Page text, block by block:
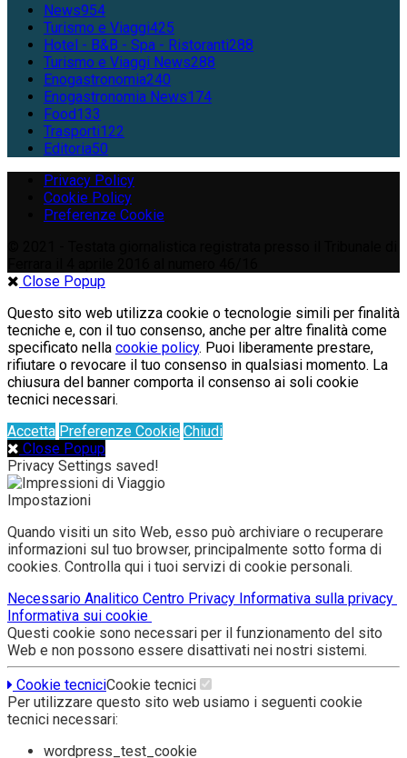
News954
Turismo e Viaggi425
Hotel - B&B - Spa - Ristoranti288
Turismo e Viaggi News288
Enogastronomia240
Enogastronomia News174
Food133
Trasporti122
Editoria50
Privacy Policy
Cookie Policy
Preferenze Cookie
Close Popup
Questo sito web utilizza cookie o tecnologie simili per finalità
tecniche e, con il tuo consenso, anche per altre finalità come
specificato nella cookie policy. Puoi liberamente prestare,
rifiutare o revocare il tuo consenso in qualsiasi momento. La
chiusura del banner comporta il consenso ai soli cookie
tecnici necessari.
Accetta Preferenze Cookie Chiudi
Close Popup
Privacy Settings saved!
Impostazioni
Quando visiti un sito Web, esso può archiviare o recuperare
informazioni sul tuo browser, principalmente sotto forma di
cookies. Controlla qui i tuoi servizi di cookie personali.
Necessario Analitico Centro Privacy Informativa sulla privacy
Informativa sui cookie
Questi cookie sono necessari per il funzionamento del sito
Web e non possono essere disattivati nei nostri sistemi.
Cookie tecniciCookie tecnici
Per utilizzare questo sito web usiamo i seguenti cookie
tecnici necessari:
wordpress_test_cookie